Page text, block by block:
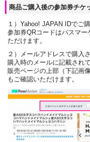
商品ご購入後の参加券チケ
１）Yahoo! JAPAN IDでご
参加券QRコードはパスマー
ただけます。
２）メールアドレスで購入
購入時のメールに記載され
販売ページの上部（下記画
もご確認いただけます。